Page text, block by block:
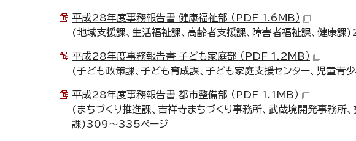
平成28年度事務報告書 健康福祉部 （PDF 1.6MB）
(地域支援課、生活福祉課、高齢者支援課、障害者福祉課、健康
平成28年度事務報告書 子ども家庭部 （PDF 1.2MB）
(子ども政策課、子ども育成課、子ども家庭支援センター、児童
平成28年度事務報告書 都市整備部 （PDF 1.1MB）
(まちづくり推進課、吉祥寺まちづくり事務所、武蔵境開発事務所
課)309～335ページ